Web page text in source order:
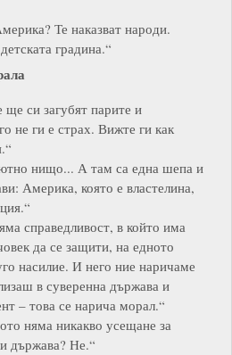
Те наказват народи.
градина.“
си загубят парите и
не ги е страх. Вижте ги как
нищо... А там са една шепа и
Америка, която е властелина,
справедливост, в който има
да се защити, на едното
насилие. И него ние наричаме
в суверенна държава и
– това се нарича морал.“
няма никакво усещане за
държава? Не.“